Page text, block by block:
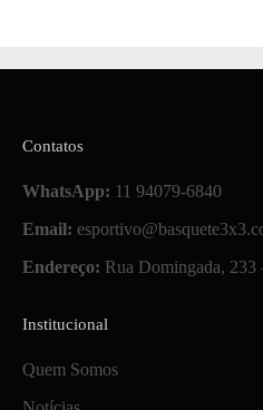
Contatos
WhatsApp: 11 94079-6840
Email:
Endereço: Rua Domingada, 233
Institucional
Quem Somos